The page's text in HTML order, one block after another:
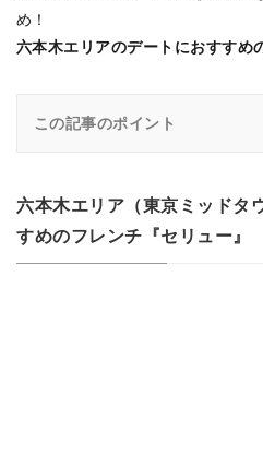
め！
六本木エリアのデートにおすすめ
この記事のポイント
六本木エリア（東京ミッドタ
すめのフレンチ『セリュー』